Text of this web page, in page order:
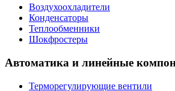
Воздухоохладители
Конденсаторы
Теплообменники
Шокфростеры
Автоматика и линейные
Терморегулирующие вентили